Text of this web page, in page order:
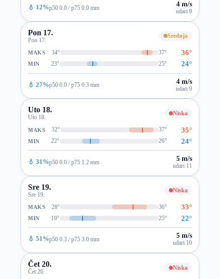
💧 12%p50 0.0 / p75 0.0 mm 4 m/s
udari 9
Pon 17.
Pon 17.
Srednja
MAKS 34° 37° 36°
MIN 23° 25° 24°
💧 27%p50 0.0 / p75 0.3 mm 4 m/s
udari 9
Uto 18.
Uto 18.
Niska
MAKS 32° 37° 35°
MIN 22° 26° 24°
💧 31%p50 0.0 / p75 1.2 mm 5 m/s
udari 11
Sre 19.
Sre 19.
Niska
MAKS 28° 36° 33°
MIN 19° 25° 22°
💧 51%p50 0.3 / p75 3.0 mm 5 m/s
udari 10
Čet 20.
Čet 20.
Niska